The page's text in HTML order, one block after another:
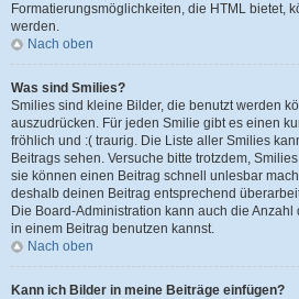
Formatierungsmöglichkeiten, die HTML bietet,
werden.
Nach oben
Was sind Smilies?
Smilies sind kleine Bilder, die benutzt werden
auszudrücken. Für jeden Smilie gibt es einen
fröhlich und :( traurig. Die Liste aller Smilies
Beitrags sehen. Versuche bitte trotzdem,
sie können einen Beitrag schnell unlesbar
deshalb deinen Beitrag entsprechend
Die Board-Administration kann auch die
in einem Beitrag benutzen kannst.
Nach oben
Kann ich Bilder in meine Beiträge einfügen?